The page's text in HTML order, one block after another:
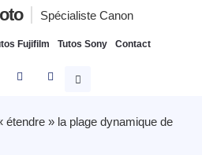
Spécialiste Canon
Fujifilm Tutos Sony Contact
étendre » la plage dynamique de